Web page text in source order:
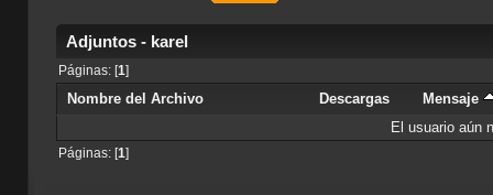
Adjuntos - karel
Páginas: [1]
Nombre del Archivo Descargas
Mensaje
El usuario aún
Páginas: [1]